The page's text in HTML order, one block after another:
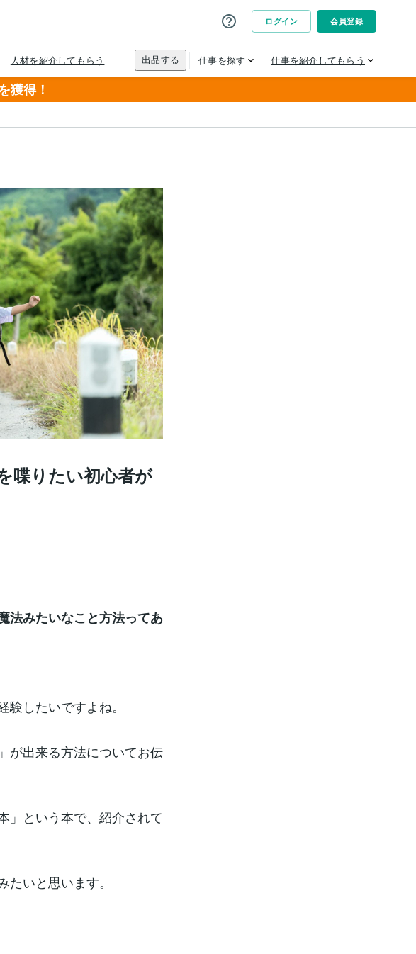
獲得！
喋りたい初心者が
法みたいなこと方法ってあ
したいですよね。
が出来る方法についてお伝
」という本で、紹介されて
いと思います。